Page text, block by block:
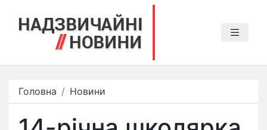
Головна Новини